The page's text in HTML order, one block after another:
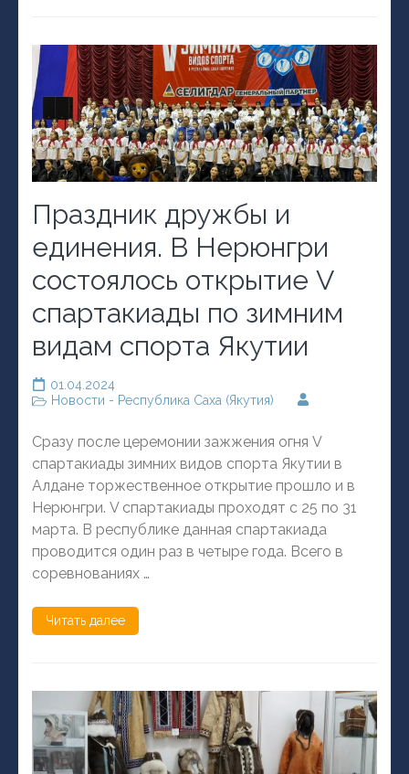
Праздник дружбы и
единения. В Нерюнгри
состоялось открытие V
спартакиады по зимним
видам спорта Якутии
01.04.2024
Новости - Республика Саха (Якутия)
Сразу после церемонии зажжения огня V
спартакиады зимних видов спорта Якутии в
Алдане торжественное открытие прошло и в
Нерюнгри. V спартакиады проходят с 25 по 31
марта. В республике данная спартакиада
проводится один раз в четыре года. Всего в
соревнованиях …
Читать далее